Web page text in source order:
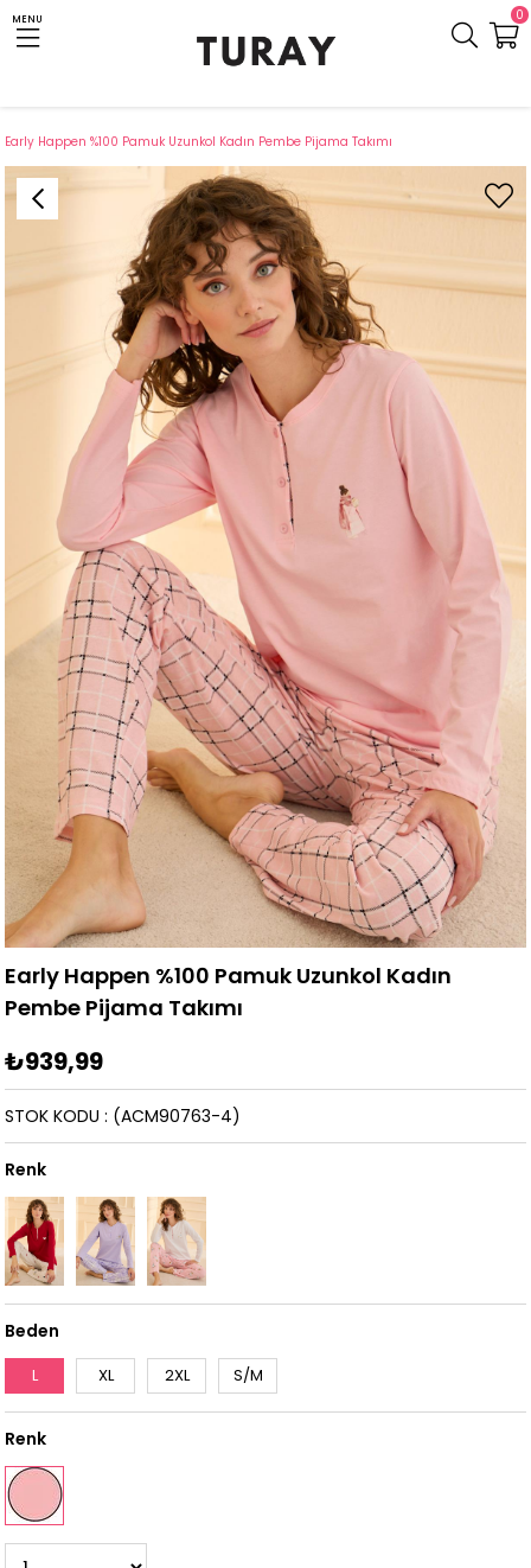
MENU 0
Early Happen %100 Pamuk Uzunkol Kadın Pembe Pijama Takımı
Early Happen %100 Pamuk Uzunkol Kadın
Pembe Pijama Takımı
₺939,99
(ACM90763-4)
STOK KODU
Renk
Beden
L XL 2XL S/M
Renk